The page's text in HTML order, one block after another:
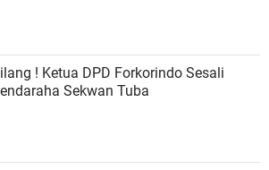
! Ketua DPD Forkorindo Sesali
Sekwan Tuba